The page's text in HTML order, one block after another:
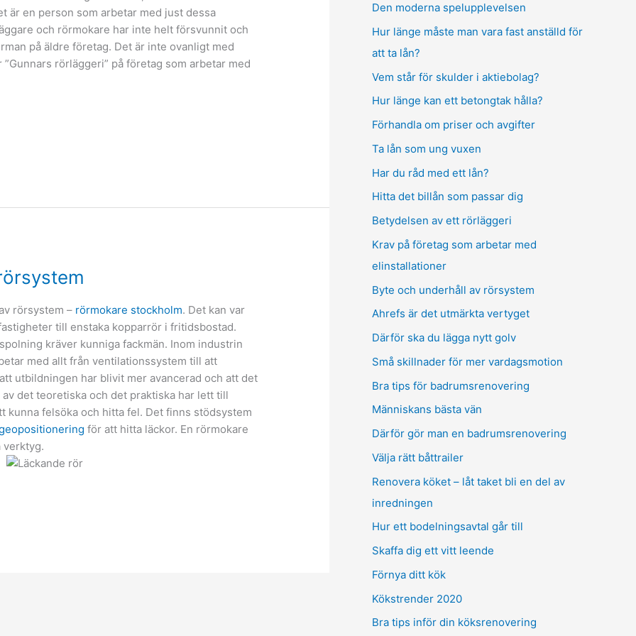
är en person som arbetar med just dessa
och rörmokare har inte helt försvunnit och
på äldre företag. Det är inte ovanligt med
rörläggeri” på företag som arbetar med
rörsystem – rörmokare stockholm. Det kan var
till enstaka kopparrör i fritidsbostad.
kräver kunniga fackmän. Inom industrin
med allt från ventilationssystem till att
utbildningen har blivit mer avancerad och att det
det teoretiska och det praktiska har lett till
kunna felsöka och hitta fel. Det finns stödsystem
för att hitta läckor. En rörmokare
verktyg.
Den moderna spelupplevelsen
Hur länge måste man vara fast anställd för
att ta lån?
Vem står för skulder i aktiebolag?
Hur länge kan ett betongtak hålla?
Förhandla om priser och avgifter
Ta lån som ung vuxen
Har du råd med ett lån?
Hitta det billån som passar dig
Betydelsen av ett rörläggeri
Krav på företag som arbetar med
elinstallationer
Byte och underhåll av rörsystem
Ahrefs är det utmärkta vertyget
Därför ska du lägga nytt golv
Små skillnader för mer vardagsmotion
Bra tips för badrumsrenovering
Människans bästa vän
Därför gör man en badrumsrenovering
Välja rätt båttrailer
Renovera köket – låt taket bli en del av
inredningen
Hur ett bodelningsavtal går till
Skaffa dig ett vitt leende
Förnya ditt kök
Kökstrender 2020
Bra tips inför din köksrenovering